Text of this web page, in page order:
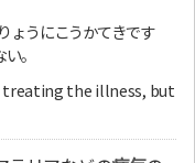
ょうにこうかてきです
。
treating the illness, but